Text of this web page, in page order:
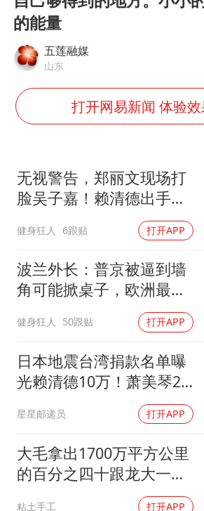
黄金牛市回来
乐享全民健
的能量
五莲融媒
山东
打开网易新闻 体验
无视警告，郑丽文现场打
脸吴子嘉！赖清德出手，
健身狂人 6跟贴 打开APP
波兰外长：普京被逼到墙
角可能掀桌子，欧洲最担
心的不是俄军有多强
健身狂人 50跟贴 打开APP
日本地震台湾捐款名单曝
光赖清德10万！萧美琴20
星星邮递员 打开APP
大毛拿出1700万平方公里
的百分之四十跟龙大一起
粘土手工 打开APP